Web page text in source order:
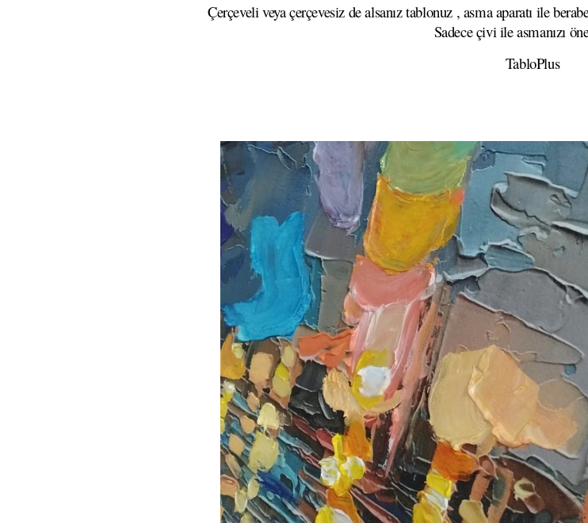
Çerçeveli veya çerçevesiz de alsanız tablonuz , asma aparatı ile
Sadece çivi ile asmanızı
TabloPlus